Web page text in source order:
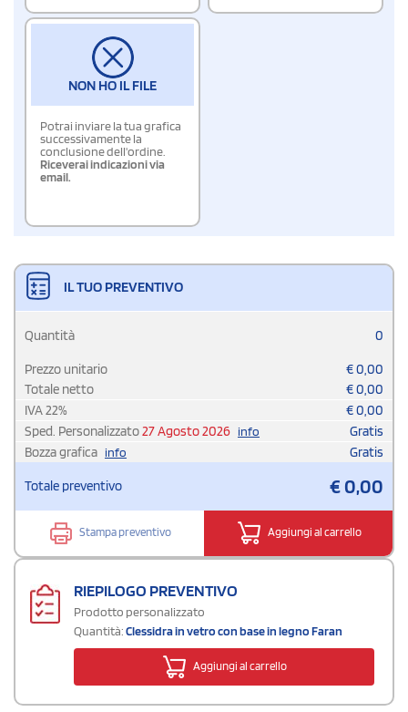
NON HO IL FILE
Potrai inviare la tua grafica
successivamente la
conclusione dell'ordine.
Riceverai indicazioni via
email.
IL TUO PREVENTIVO
Quantità 0
Prezzo unitario €0,00
Totale netto
€0,00
IVA22% €0,00
Sped. Personalizzato27 Agosto 2026 info
Gratis
Bozza grafica info Gratis
Totale preventivo €0,00
Stampa preventivo Aggiungi al carrello
RIEPILOGO PREVENTIVO
Prodotto personalizzato
Quantità:Clessidra in vetro con base in legno Faran
Aggiungi al carrello